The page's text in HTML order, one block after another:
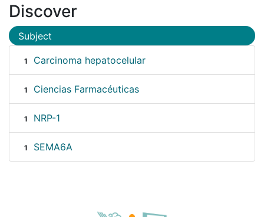
Discover
Subject
1 Carcinoma hepatocelular
1 Ciencias Farmacéuticas
1 NRP-1
1 SEMA6A